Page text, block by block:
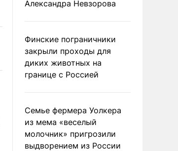
Александра Невзорова
Финские пограничники
закрыли проходы для
диких животных на
границе с Россией
Семье фермера Уолкера
из мема «веселый
молочник» пригрозили
выдворением из России